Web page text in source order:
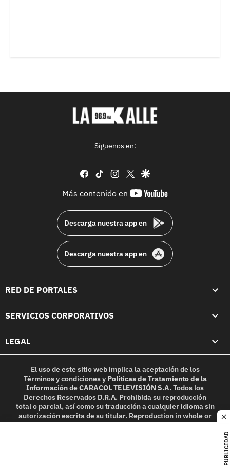
PUBLICIDAD
Síguenos en:
facebook
tiktok instagram
twittergoogle
Más contenido en
youtube-
Descarga nuestra app en
Descarga nuestra app en
RED DE PORTALES
SERVICIOS CORPORATIVOS
LEGAL
El uso de este sitio web implica la aceptación de los
Términos y condicionesy Políticas de Tratamiento de la
InformacióndeCARACOL TELEVISIÓN S.A.Todos los
Derechos Reservados D.R.A. Prohibida su reproducción
total o parcial, así como su traducción a cualquier idioma sin
autorización escrita de su titular. Reproduction in whole or
in part, or translation without written permission is